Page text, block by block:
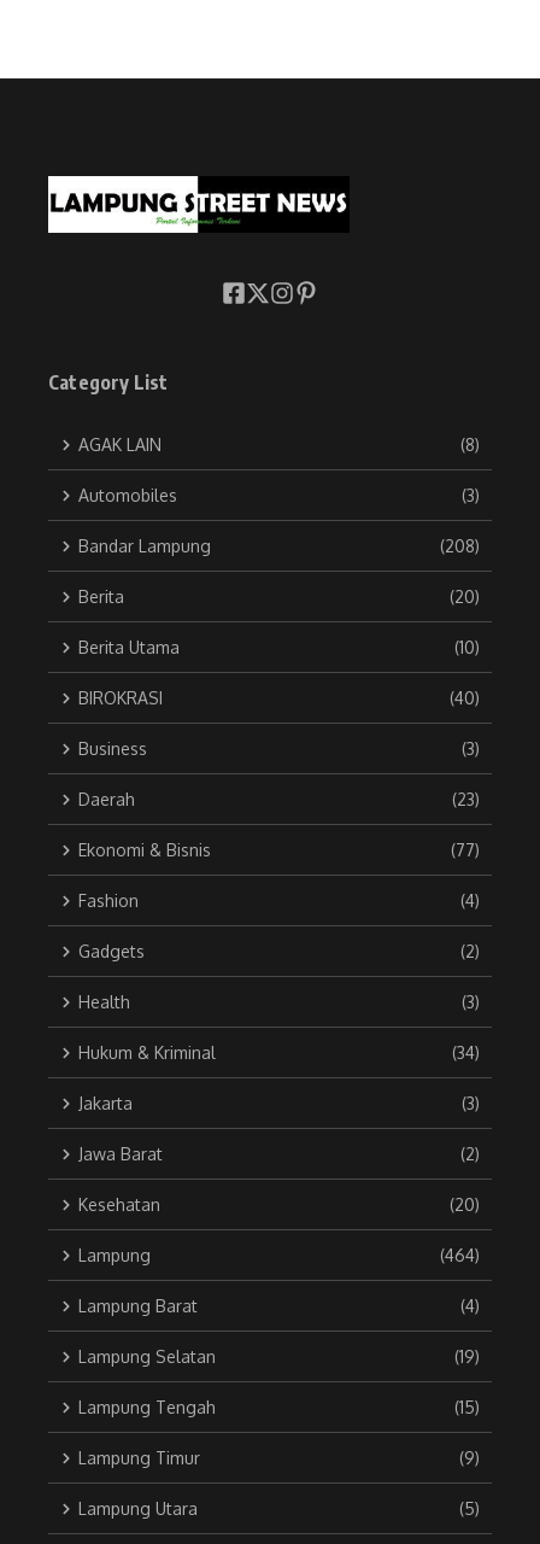
Category List
AGAK LAIN (8)
Automobiles (3)
Bandar Lampung (208)
Berita (20)
Berita Utama (10)
BIROKRASI (40)
Business (3)
Daerah (23)
Ekonomi & Bisnis (77)
Fashion (4)
Gadgets (2)
Health (3)
Hukum & Kriminal (34)
Jakarta (3)
Jawa Barat (2)
Kesehatan (20)
Lampung (464)
Lampung Barat (4)
Lampung Selatan (19)
Lampung Tengah (15)
Lampung Timur (9)
Lampung Utara (5)